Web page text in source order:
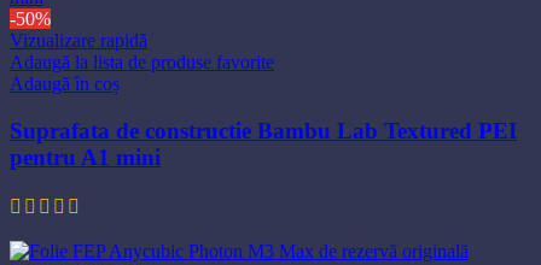
-50%
Vizualizare rapidă
Adaugă la lista de produse favorite
Adaugă în coș
Suprafata de constructie Bambu Lab Textured PEI
pentru A1 mini